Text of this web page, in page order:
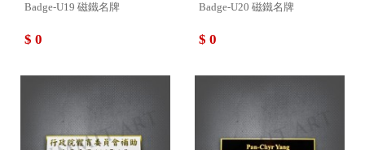
Badge-U19 磁鐵名牌
$ 0
Badge-U20 磁鐵名牌
$ 0